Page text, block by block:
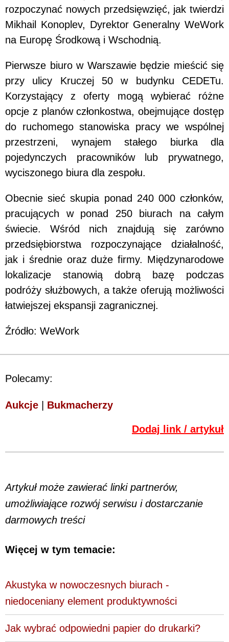
rozpoczynać nowych przedsięwzięć, jak twierdzi
Mikhail Konoplev, Dyrektor Generalny WeWork
na Europę Środkową i Wschodnią.
Pierwsze biuro w Warszawie będzie mieścić się
przy ulicy Kruczej 50 w budynku CEDETu.
Korzystający z oferty mogą wybierać różne
opcje z planów członkostwa, obejmujące dostęp
do ruchomego stanowiska pracy we wspólnej
przestrzeni, wynajem stałego biurka dla
pojedynczych pracowników lub prywatnego,
wyciszonego biura dla zespołu.
Obecnie sieć skupia ponad 240 000 członków,
pracujących w ponad 250 biurach na całym
świecie. Wśród nich znajdują się zarówno
przedsiębiorstwa rozpoczynające działalność,
jak i średnie oraz duże firmy. Międzynarodowe
lokalizacje stanowią dobrą bazę podczas
podróży służbowych, a także oferują możliwości
łatwiejszej ekspansji zagranicznej.
Źródło: WeWork
Polecamy:
Aukcje Bukmacherzy
Dodaj link / artykuł
Artykuł może zawierać linki partnerów,
umożliwiające rozwój serwisu i dostarczanie
darmowych treści
Więcej w tym temacie:
Akustyka w nowoczesnych biurach -
niedoceniany element produktywności
Jak wybrać odpowiedni papier do drukarki?